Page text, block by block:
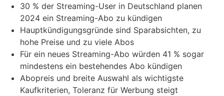
30 % der Streaming-User in Deutschland planen
2024 ein Streaming-Abo zu kündigen
Hauptkündigungsgründe sind Sparabsichten, zu
hohe Preise und zu viele Abos
Für ein neues Streaming-Abo würden 41 % sogar
mindestens ein bestehendes Abo kündigen
Abopreis und breite Auswahl als wichtigste
Kaufkriterien, Toleranz für Werbung steigt